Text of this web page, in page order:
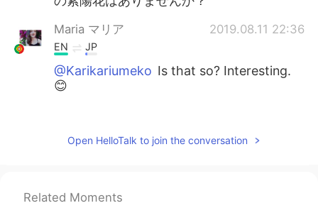
Maria マリア 2019.08.11 22:36
EN JP
@Karikariumeko Is that so? Interesting.
😊
Maria マリア
Open HelloTalk to join the conversation
Related Moments